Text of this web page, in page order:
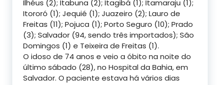
Ilhéus (2); Itabuna (2); Itagibá (1); Itamaraju (1);
Itororó (1); Jequié (1); Juazeiro (2); Lauro de
Freitas (11); Pojuca (1); Porto Seguro (10); Prado
(3); Salvador (94, sendo três importados); São
Domingos (1) e Teixeira de Freitas (1).
O idoso de 74 anos e veio a óbito na noite do
último sábado (28), no Hospital da Bahia, em
Salvador. O paciente estava há vários dias